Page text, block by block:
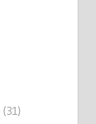
(31)